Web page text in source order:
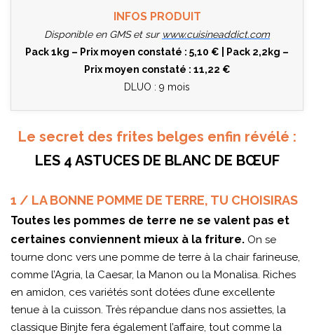
INFOS PRODUIT
Disponible en GMS et sur www.cuisineaddict.com
Pack 1kg – Prix moyen constaté : 5,10 € | Pack 2,2kg –
Prix moyen constaté : 11,22 €
DLUO : 9 mois
Le secret des frites belges enfin révélé :
LES 4 ASTUCES DE BLANC DE BŒUF
1 / LA BONNE POMME DE TERRE, TU CHOISIRAS
Toutes les pommes de terre ne se valent pas et
certaines conviennent mieux à la friture. On se
tourne donc vers une pomme de terre à la chair farineuse,
comme l’Agria, la Caesar, la Manon ou la Monalisa. Riches
en amidon, ces variétés sont dotées d’une excellente
tenue à la cuisson. Très répandue dans nos assiettes, la
classique Binjte fera également l’affaire, tout comme la